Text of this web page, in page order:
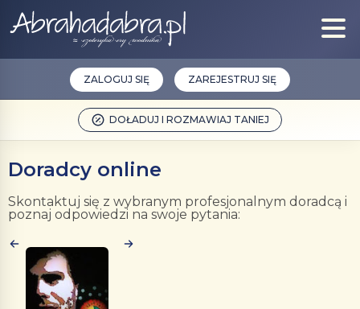
DOŁADUJ I ROZMAWIAJ TANIEJ
ZALOGUJ SIĘ ZAREJESTRUJ SIĘ
Doradcy online
Skontaktuj się z wybranym profesjonalnym doradcą i
poznaj odpowiedzi na swoje pytania: